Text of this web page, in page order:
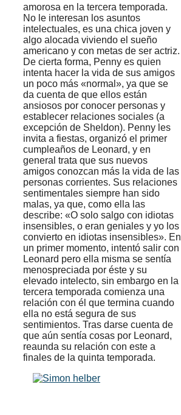
amorosa en la tercera temporada.
No le interesan los asuntos
intelectuales, es una chica joven y
algo alocada viviendo el sueño
americano y con metas de ser actriz.
De cierta forma, Penny es quien
intenta hacer la vida de sus amigos
un poco más «normal», ya que se
da cuenta de que ellos están
ansiosos por conocer personas y
establecer relaciones sociales (a
excepción de Sheldon). Penny les
invita a fiestas, organizó el primer
cumpleaños de Leonard, y en
general trata que sus nuevos
amigos conozcan más la vida de las
personas corrientes. Sus relaciones
sentimentales siempre han sido
malas, ya que, como ella las
describe: «O solo salgo con idiotas
insensibles, o eran geniales y yo los
convierto en idiotas insensibles». En
un primer momento, intentó salir con
Leonard pero ella misma se sentía
menospreciada por éste y su
elevado intelecto, sin embargo en la
tercera temporada comienza una
relación con él que termina cuando
ella no está segura de sus
sentimientos. Tras darse cuenta de
que aún sentía cosas por Leonard,
reaunda su relación con este a
finales de la quinta temporada.